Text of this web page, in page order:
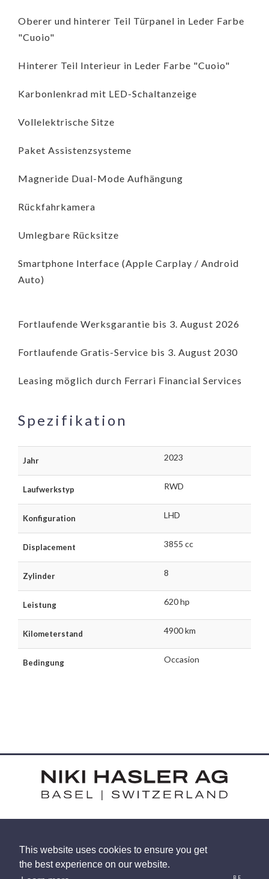
This website uses cookies to ensure you get
the best experience on our website.
Oberer und hinterer Teil Türpanel in Leder Farbe
"Cuoio"
Hinterer Teil Interieur in Leder Farbe "Cuoio"
Karbonlenkrad mit LED-Schaltanzeige
Vollelektrische Sitze
Paket Assistenzsysteme
Magneride Dual-Mode Aufhängung
Rückfahrkamera
Umlegbare Rücksitze
Smartphone Interface (Apple Carplay / Android
Auto)
Fortlaufende Werksgarantie bis 3. August 2026
Fortlaufende Gratis-Service bis 3. August 2030
Leasing möglich durch Ferrari Financial Services
Spezifikation
Jahr 2023
Laufwerkstyp RWD
Konfiguration LHD
Displacement 3855 cc
Zylinder 8
Leistung 620 hp
Kilometerstand 4900 km
Bedingung Occasion
HARDSTRASSE 15 - CH-4052 BASEL
EMAIL YOUTUBE